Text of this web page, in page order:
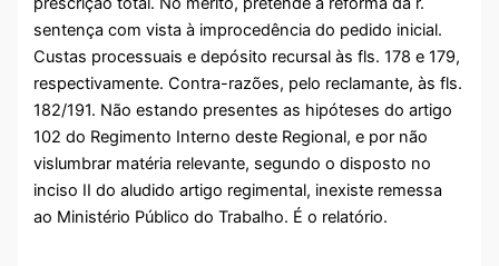
sentença com vista à improcedência do pedido inicial.
Custas processuais e depósito recursal às fls. 178 e 179,
respectivamente. Contra-razões, pelo reclamante, às fls.
182/191. Não estando presentes as hipóteses do artigo
102 do Regimento Interno deste Regional, e por não
vislumbrar matéria relevante, segundo o disposto no
inciso II do aludido artigo regimental, inexiste remessa
ao Ministério Público do Trabalho. É o relatório.